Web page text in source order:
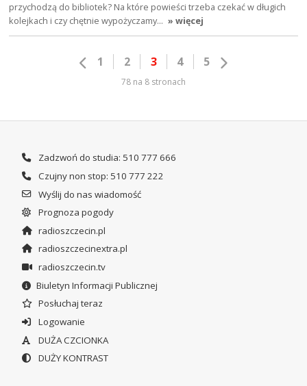
przychodzą do bibliotek? Na które powieści trzeba czekać w długich
kolejkach i czy chętnie wypożyczamy… » więcej
1 2 3 4 5
78 na 8 stronach
Zadzwoń do studia: 510 777 666
Czujny non stop: 510 777 222
Wyślij do nas wiadomość
Prognoza pogody
radioszczecin.pl
radioszczecinextra.pl
radioszczecin.tv
Biuletyn Informacji Publicznej
Posłuchaj teraz
Logowanie
DUŻA CZCIONKA
DUŻY KONTRAST